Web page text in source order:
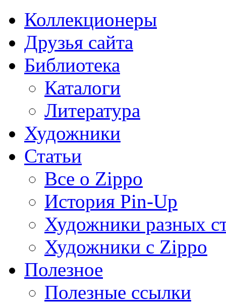
Коллекционеры
Друзья сайта
Библиотека
Каталоги
Литература
Художники
Статьи
Все о Zippo
История Pin-Up
Художники разных
Художники с Zippo
Полезное
Полезные ссылки